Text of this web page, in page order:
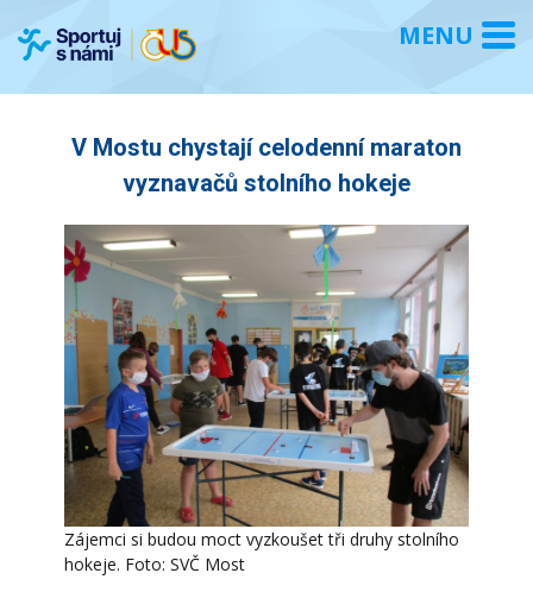
V Mostu chystají celodenní maraton
vyznavačů stolního hokeje
Zájemci si budou moct vyzkoušet tři druhy stolního
hokeje. Foto: SVČ Most